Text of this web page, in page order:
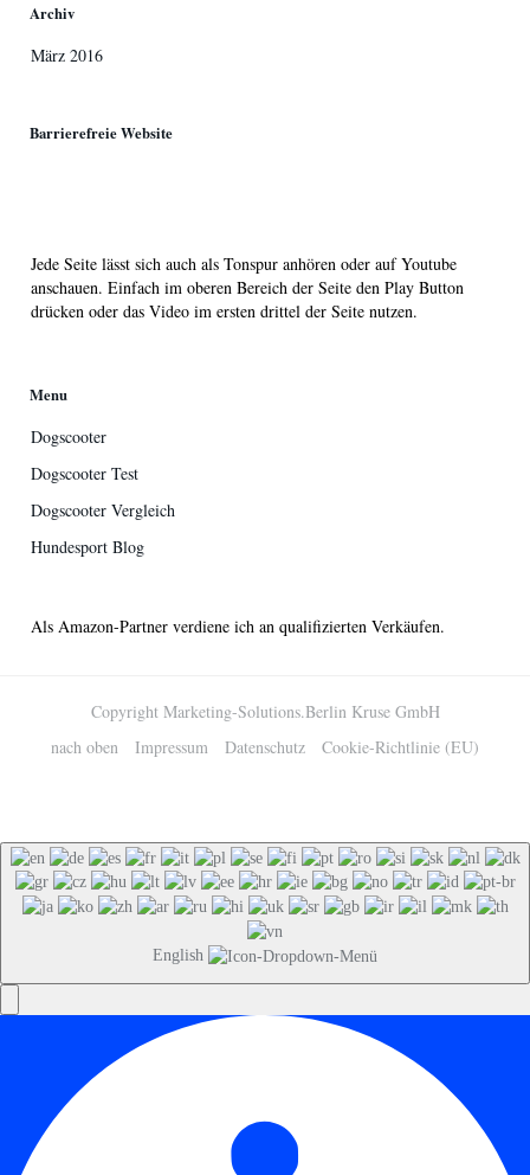
Archiv
März 2016
Barrierefreie Website
Jede Seite lässt sich auch als Tonspur anhören oder auf Youtube
anschauen. Einfach im oberen Bereich der Seite den Play Button
drücken oder das Video im ersten drittel der Seite nutzen.
Menu
Dogscooter
Dogscooter Test
Dogscooter Vergleich
Hundesport Blog
Als Amazon-Partner verdiene ich an qualifizierten Verkäufen.
Copyright Marketing-Solutions.Berlin Kruse GmbH
nach oben
Impressum Datenschutz Cookie-Richtlinie (EU)
English